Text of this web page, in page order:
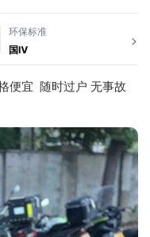
环保标准
国Ⅳ
便宜  随时过户 无事故